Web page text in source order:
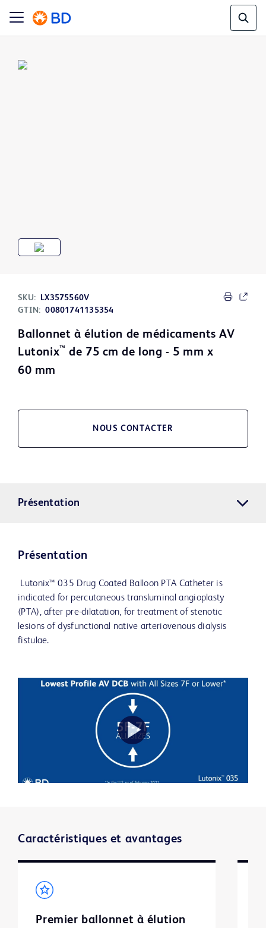
SKU:
LX3575560V
GTIN: 00801741135354
Ballonnet à élution de médicaments AV
Lutonix™ de 75 cm de long - 5 mm x
60 mm
NOUS CONTACTER
Présentation
Présentation
Lutonix™ 035 Drug Coated Balloon PTA Catheter is
indicated for percutaneous transluminal angioplasty
(PTA), after pre-dilatation, for treatment of stenotic
lesions of dysfunctional native arteriovenous dialysis
fistulae.
Play
Caractéristiques et avantages
Premier ballonnet à élution